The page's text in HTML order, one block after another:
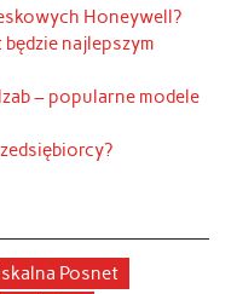
Honeywell?
najlepszym
– popularne modele
Posnet